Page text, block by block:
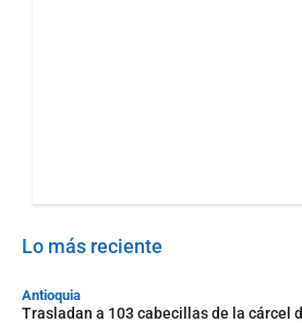
Lo más reciente
Antioquia
Trasladan a 103 cabecillas de la cárcel